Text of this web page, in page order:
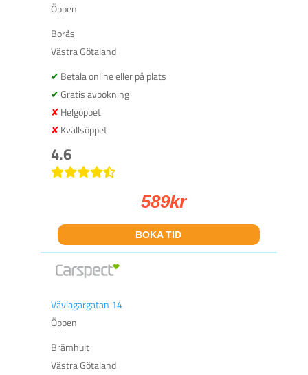
Öppen
Borås
Västra Götaland
Betala online eller på plats
Gratis avbokning
Helgöppet
Kvällsöppet
4.6
589kr
BOKA TID
Vävlagargatan 14
Öppen
Brämhult
Västra Götaland